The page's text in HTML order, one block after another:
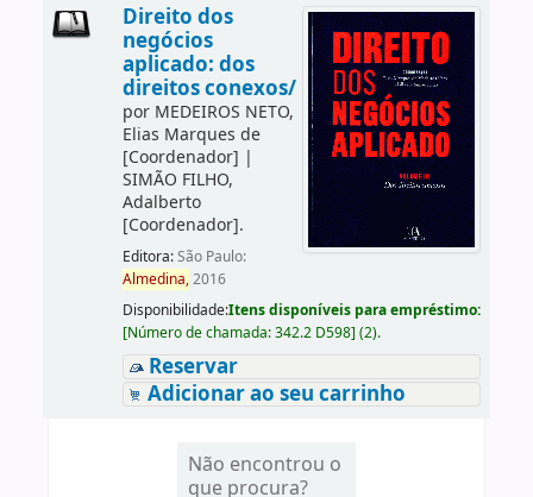
Direito dos
negócios
aplicado: dos
direitos conexos/
por MEDEIROS NETO,
Elias Marques de
[Coordenador] |
SIMÃO FILHO,
Adalberto
[Coordenador].
Editora:São Paulo:
Almedina,2016
Disponibilidade:Itens disponíveis para empréstimo:
[Número de chamada:342.2 D598] (2).
Reservar
Adicionar ao seu carrinho
Não encontrou o
que procura?